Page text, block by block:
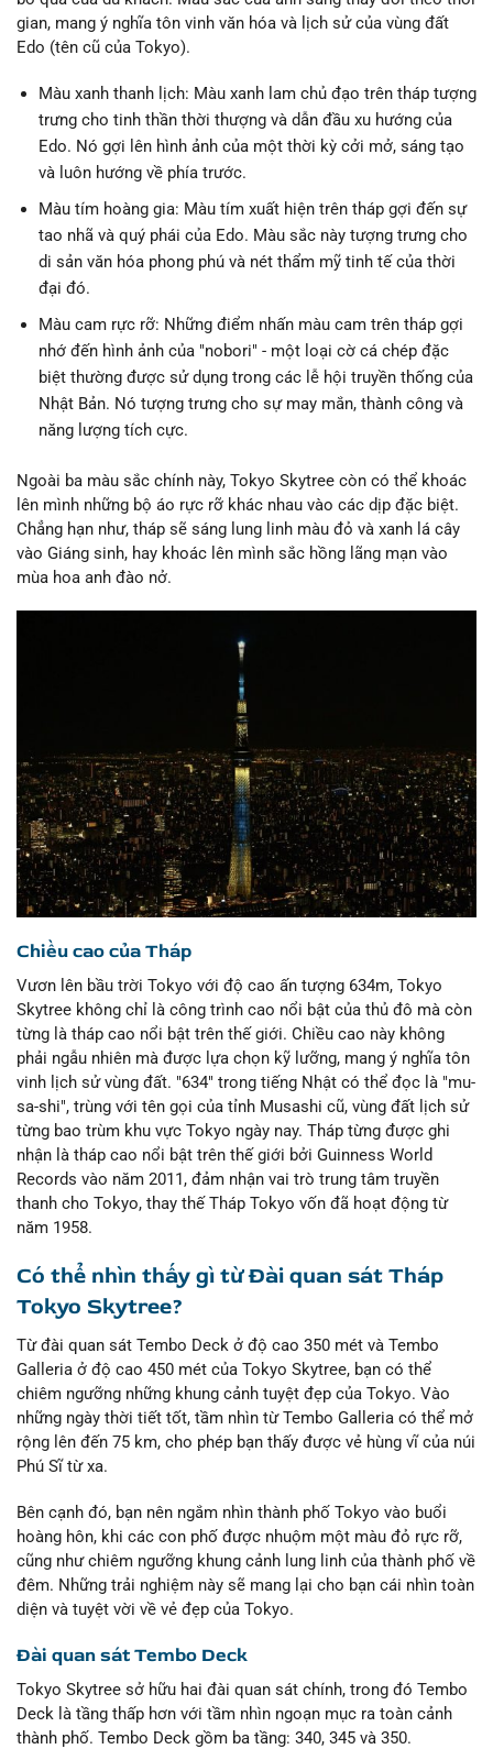
gian, mang ý nghĩa tôn vinh văn hóa và lịch sử của vùng đất
Edo (tên cũ của Tokyo).
Màu xanh thanh lịch: Màu xanh lam chủ đạo trên tháp tượng
trưng cho tinh thần thời thượng và dẫn đầu xu hướng của
Edo. Nó gợi lên hình ảnh của một thời kỳ cởi mở, sáng tạo
và luôn hướng về phía trước.
Màu tím hoàng gia: Màu tím xuất hiện trên tháp gợi đến sự
tao nhã và quý phái của Edo. Màu sắc này tượng trưng cho
di sản văn hóa phong phú và nét thẩm mỹ tinh tế của thời
đại đó.
Màu cam rực rỡ: Những điểm nhấn màu cam trên tháp gợi
nhớ đến hình ảnh của "nobori" - một loại cờ cá chép đặc
biệt thường được sử dụng trong các lễ hội truyền thống của
Nhật Bản. Nó tượng trưng cho sự may mắn, thành công và
năng lượng tích cực.
Ngoài ba màu sắc chính này, Tokyo Skytree còn có thể khoác
lên mình những bộ áo rực rỡ khác nhau vào các dịp đặc biệt.
Chẳng hạn như, tháp sẽ sáng lung linh màu đỏ và xanh lá cây
vào Giáng sinh, hay khoác lên mình sắc hồng lãng mạn vào
mùa hoa anh đào nở.
Chiều cao của Tháp
Vươn lên bầu trời Tokyo với độ cao ấn tượng 634m, Tokyo
Skytree không chỉ là công trình cao nổi bật của thủ đô mà còn
từng là tháp cao nổi bật trên thế giới. Chiều cao này không
phải ngẫu nhiên mà được lựa chọn kỹ lưỡng, mang ý nghĩa tôn
vinh lịch sử vùng đất. "634" trong tiếng Nhật có thể đọc là "mu-
sa-shi", trùng với tên gọi của tỉnh Musashi cũ, vùng đất lịch sử
từng bao trùm khu vực Tokyo ngày nay. Tháp từng được ghi
nhận là tháp cao nổi bật trên thế giới bởi Guinness World
Records vào năm 2011, đảm nhận vai trò trung tâm truyền
thanh cho Tokyo, thay thế Tháp Tokyo vốn đã hoạt động từ
năm 1958.
Có thể nhìn thấy gì từ Đài quan sát Tháp
Tokyo Skytree?
Từ đài quan sát Tembo Deck ở độ cao 350 mét và Tembo
Galleria ở độ cao 450 mét của Tokyo Skytree, bạn có thể
chiêm ngưỡng những khung cảnh tuyệt đẹp của Tokyo. Vào
những ngày thời tiết tốt, tầm nhìn từ Tembo Galleria có thể mở
rộng lên đến 75 km, cho phép bạn thấy được vẻ hùng vĩ của núi
Phú Sĩ từ xa.
Bên cạnh đó, bạn nên ngắm nhìn thành phố Tokyo vào buổi
hoàng hôn, khi các con phố được nhuộm một màu đỏ rực rỡ,
cũng như chiêm ngưỡng khung cảnh lung linh của thành phố về
đêm. Những trải nghiệm này sẽ mang lại cho bạn cái nhìn toàn
diện và tuyệt vời về vẻ đẹp của Tokyo.
Đài quan sát Tembo Deck
Tokyo Skytree sở hữu hai đài quan sát chính, trong đó Tembo
Deck là tầng thấp hơn với tầm nhìn ngoạn mục ra toàn cảnh
thành phố. Tembo Deck gồm ba tầng: 340, 345 và 350.